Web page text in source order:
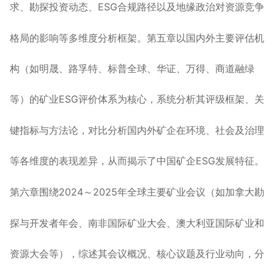
求、勘探投资动态、 ESG合规路径以及地缘政治对资源竞争
格局的影响等多维度分析框架。第五章以国内外主要评估机
构 （如明晟、路孚特、标普全球、华证、万得、商道融绿
等） 的矿业ESG评价体系为核心，系统分析其评级框架、关
键指标与方法论，对比分析国内外矿企在环境、社会及治理
等各维度的表现差异，从而揭示了中国矿企ESG发展特征。
第六章围绕2024～ 2025年全球主要矿业会议 （如加拿大勘
探与开发者年会、南非国际矿业大会、澳大利亚国际矿业和
资源大会等）， 综述其会议概况、核心议题及行业动向，分